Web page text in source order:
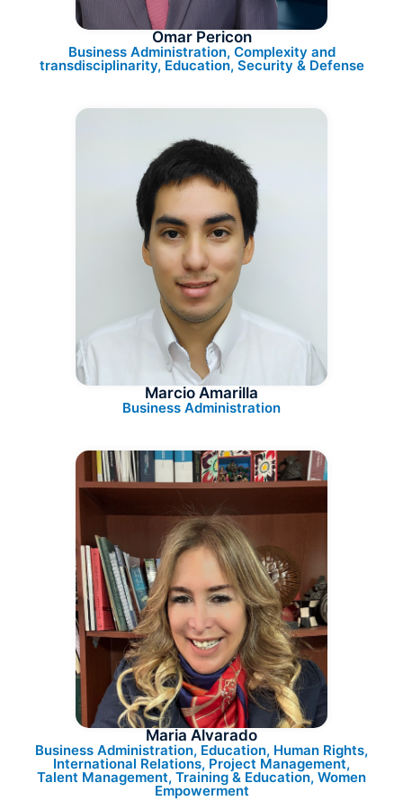
Omar Pericon
Business Administration, Complexity and
transdisciplinarity, Education, Security & Defense
Marcio Amarilla
Business Administration
Maria Alvarado
Business Administration, Education, Human Rights,
International Relations, Project Management,
Talent Management, Training & Education, Women
Empowerment